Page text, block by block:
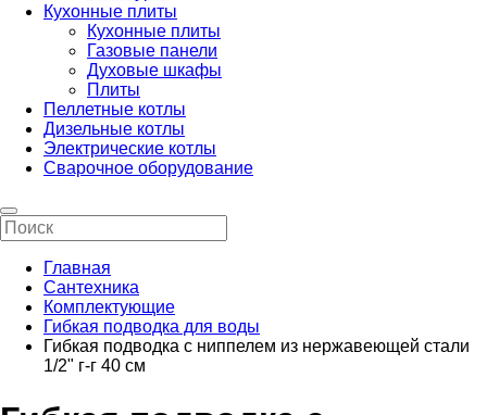
Кухонные плиты
Кухонные плиты
Газовые панели
Духовые шкафы
Плиты
Пеллетные котлы
Дизельные котлы
Электрические котлы
Сварочное оборудование
Главная
Сантехника
Комплектующие
Гибкая подводка для воды
Гибкая подводка с ниппелем из нержавеющей стали
1/2" г-г 40 см